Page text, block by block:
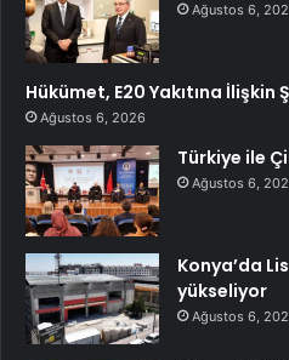
Ağustos 6,
Hükümet, E20 Yakıtına
Ağustos 6, 2026
Türkiye ile
Ağustos 6,
Konya’da
yükseliyor
Ağustos 6,